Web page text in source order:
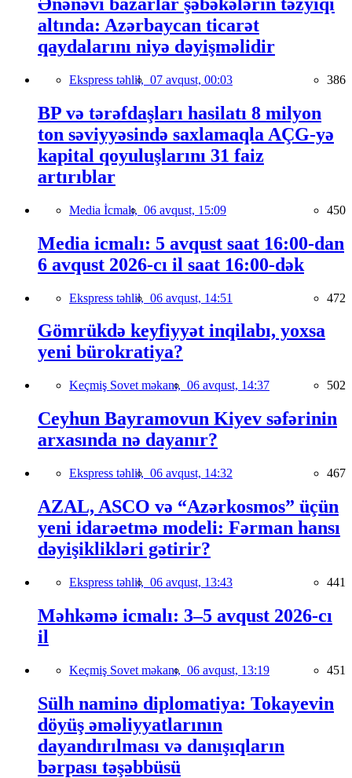
altında: Azərbaycan ticarət
qaydalarını niyə dəyişməlidir
Ekspress təhlil, 07 avqust, 00:03 386
BP və tərəfdaşları hasilatı 8 milyon
ton səviyyəsində saxlamaqla AÇG-yə
kapital qoyuluşlarını 31 faiz
artırıblar
Media İcmalı, 06 avqust, 15:09 450
Media icmalı: 5 avqust saat 16:00-dan
6 avqust 2026-cı il saat 16:00-dək
Ekspress təhlil, 06 avqust, 14:51 472
Gömrükdə keyfiyyət inqilabı, yoxsa
yeni bürokratiya?
Keçmiş Sovet məkanı, 06 avqust, 14:37 502
Ceyhun Bayramovun Kiyev səfərinin
arxasında nə dayanır?
Ekspress təhlil, 06 avqust, 14:32 467
AZAL, ASCO və “Azərkosmos” üçün
yeni idarəetmə modeli: Fərman hansı
dəyişiklikləri gətirir?
Ekspress təhlil, 06 avqust, 13:43 441
Məhkəmə icmalı: 3–5 avqust 2026-cı
il
Keçmiş Sovet məkanı, 06 avqust, 13:19 451
Sülh naminə diplomatiya: Tokayevin
döyüş əməliyyatlarının
dayandırılması və danışıqların
bərpası təşəbbüsü